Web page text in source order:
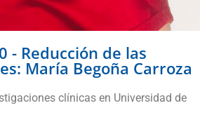
- Reducción de las
María Begoña Carroza
clínicas en Universidad de